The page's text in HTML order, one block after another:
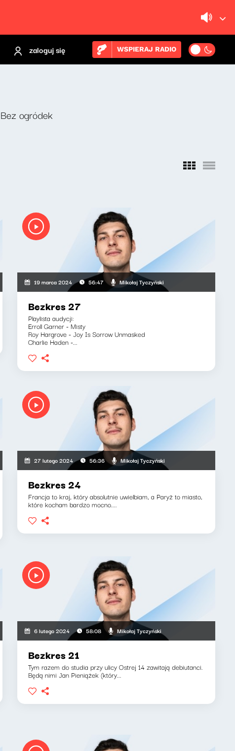
zaloguj się WSPIERAJ RADIO
Bez ogródek
19 marca 2024 56:47 Mikołaj Tyczyński
Bezkres 27
Playlista audycji:
Erroll Garner - Misty
Roy Hargrove - Joy Is Sorrow Unmasked
Charlie Haden -...
27 lutego 2024 56:36 Mikołaj Tyczyński
Bezkres 24
Francja to kraj, który absolutnie uwielbiam, a Paryż to miasto,
które kocham bardzo mocno....
6 lutego 2024 58:08 Mikołaj Tyczyński
Bezkres 21
Tym razem do studia przy ulicy Ostrej 14 zawitają debiutanci.
Będą nimi Jan Pieniążek (który...